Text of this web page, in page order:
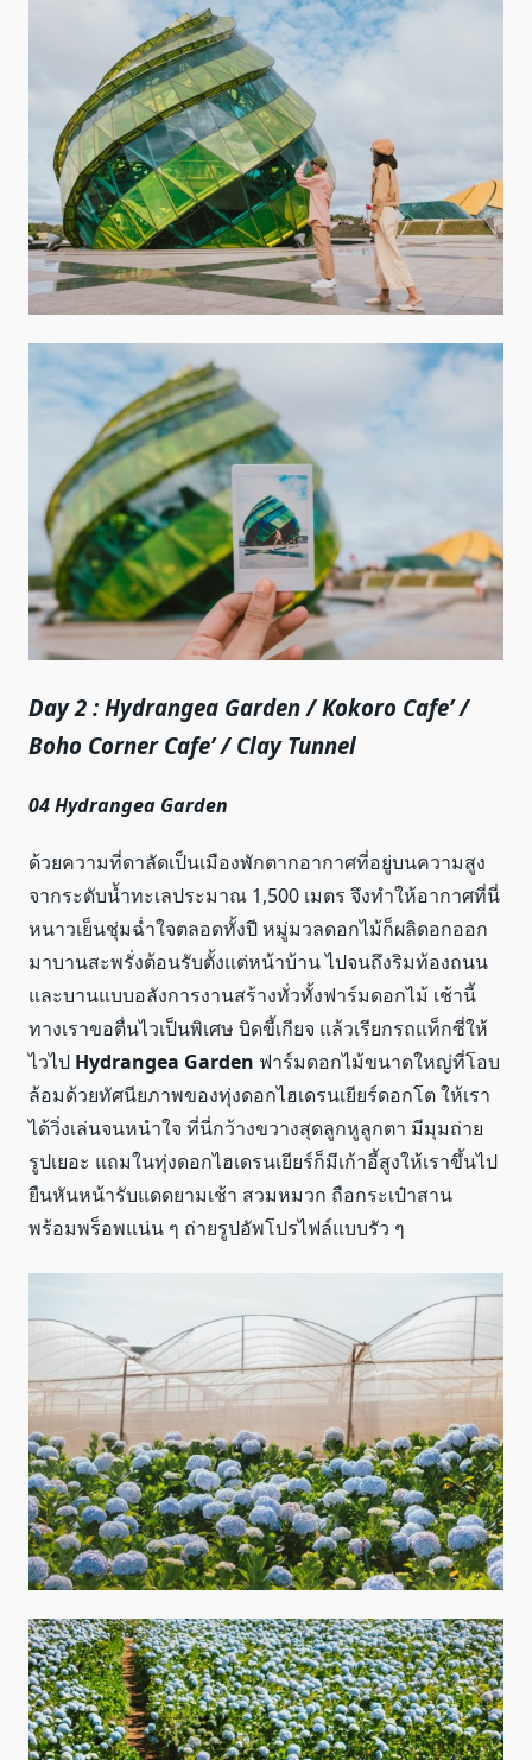
Day 2 : Hydrangea Garden / Kokoro Cafe’ /
Boho Corner Cafe’ / Clay Tunnel
04 Hydrangea Garden
ด้วยความที่ดาลัดเป็นเมืองพักตากอากาศที่อยู่บนความสูง
จากระดับน้ำทะเลประมาณ 1,500 เมตร จึงทำให้อากาศที่นี่
หนาวเย็นชุ่มฉ่ำใจตลอดทั้งปี หมู่มวลดอกไม้ก็ผลิดอกออก
มาบานสะพรั่งต้อนรับตั้งแต่หน้าบ้าน ไปจนถึงริมท้องถนน
และบานแบบอลังการงานสร้างทั่วทั้งฟาร์มดอกไม้ เช้านี้
ทางเราขอตื่นไวเป็นพิเศษ บิดขี้เกียจ แล้วเรียกรถแท็กซี่ให้
ไวไป Hydrangea Garden ฟาร์มดอกไม้ขนาดใหญ่ที่โอบ
ล้อมด้วยทัศนียภาพของทุ่งดอกไฮเดรนเยียร์ดอกโต ให้เรา
ได้วิ่งเล่นจนหนำใจ ที่นี่กว้างขวางสุดลูกหูลูกตา มีมุมถ่าย
รูปเยอะ แถมในทุ่งดอกไฮเดรนเยียร์ก็มีเก้าอี้สูงให้เราขึ้นไป
ยืนหันหน้ารับแดดยามเช้า สวมหมวก ถือกระเป๋าสาน
พร้อมพร็อพแน่น ๆ ถ่ายรูปอัพโปรไฟล์แบบรัว ๆ